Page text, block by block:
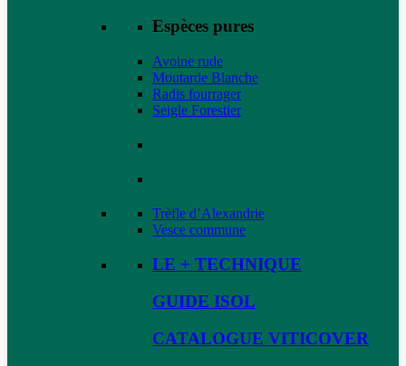
Espèces pures
Avoine rude
Moutarde Blanche
Radis fourrager
Seigle Forestier
Trèfle d’Alexandrie
Vesce commune
LE + TECHNIQUE
GUIDE ISOL
CATALOGUE VITICOVER